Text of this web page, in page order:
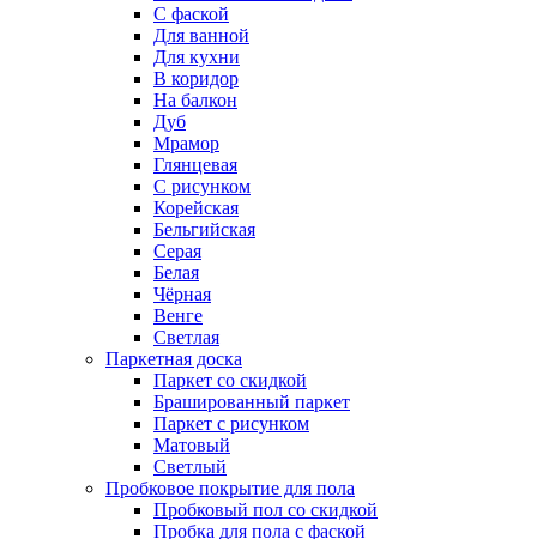
С фаской
Для ванной
Для кухни
В коридор
На балкон
Дуб
Мрамор
Глянцевая
С рисунком
Корейская
Бельгийская
Серая
Белая
Чёрная
Венге
Светлая
Паркетная доска
Паркет со скидкой
Брашированный паркет
Паркет с рисунком
Матовый
Светлый
Пробковое покрытие для пола
Пробковый пол со скидкой
Пробка для пола с фаской